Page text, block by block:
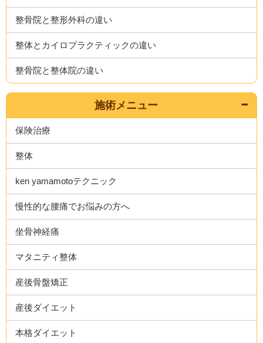
整骨院と整形外科の違い
整体とカイロプラクティックの違い
整骨院と整体院の違い
施術メニュー
保険治療
整体
ken yamamotoテクニック
慢性的な腰痛でお悩みの方へ
坐骨神経痛
マタニティ整体
産後骨盤矯正
産後ダイエット
本格ダイエット